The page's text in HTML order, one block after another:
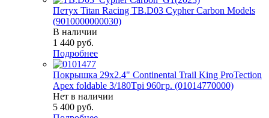
Петух Titan Racing TB.D03 Cypher Carbon Models
(9010000000030)
В наличии
1 440 руб.
Подробнее
Покрышка 29x2.4" Continental Trail King ProTection
Apex foldable 3/180Tpi 960гр. (01014770000)
Нет в наличии
5 400 руб.